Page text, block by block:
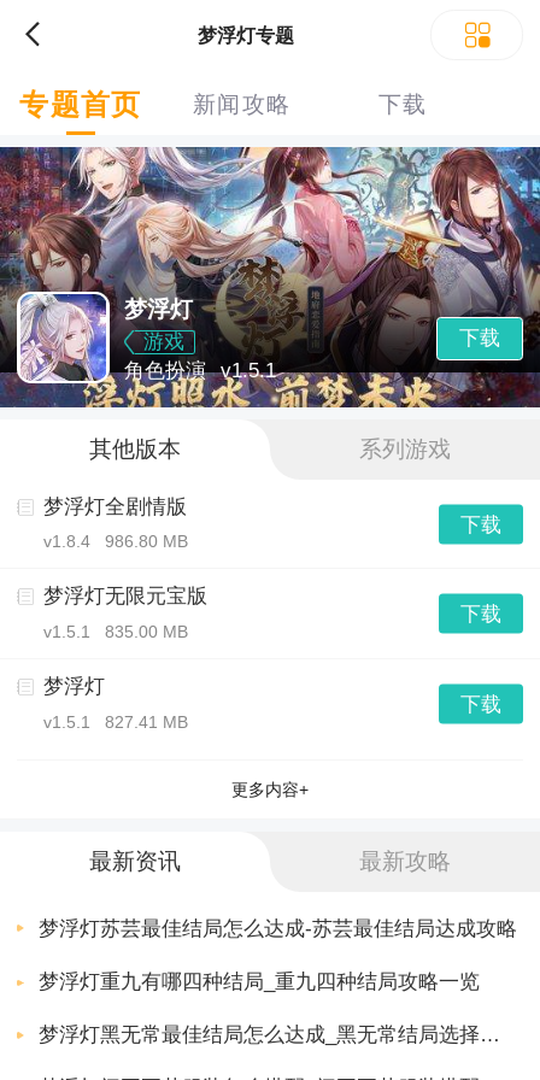
梦浮灯专题
专题首页 新闻攻略 下载
下载
梦浮灯
游戏
角色扮演
v1.5.1
其他版本 系列游戏
梦浮灯全剧情版
v1.8.4 986.80 MB
下载
梦浮灯无限元宝版
v1.5.1 835.00 MB
下载
梦浮灯
v1.5.1 827.41 MB
下载
更多内容+
最新资讯 最新攻略
梦浮灯苏芸最佳结局怎么达成-苏芸最佳结局达成攻略
梦浮灯重九有哪四种结局_重九四种结局攻略一览
梦浮灯黑无常最佳结局怎么达成_黑无常结局选择攻略